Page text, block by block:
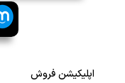
اپلیکیشن فروش